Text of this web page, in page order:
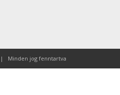
| Minden jog fenntartva